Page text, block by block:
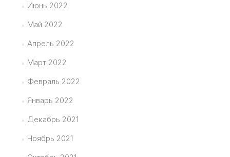
Июнь 2022
Май 2022
Апрель 2022
Март 2022
Февраль 2022
Январь 2022
Декабрь 2021
Ноябрь 2021